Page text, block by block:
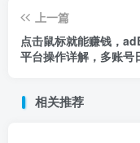
上一篇
点击鼠标就能赚钱，
平台操作详解，多账号
相关推荐